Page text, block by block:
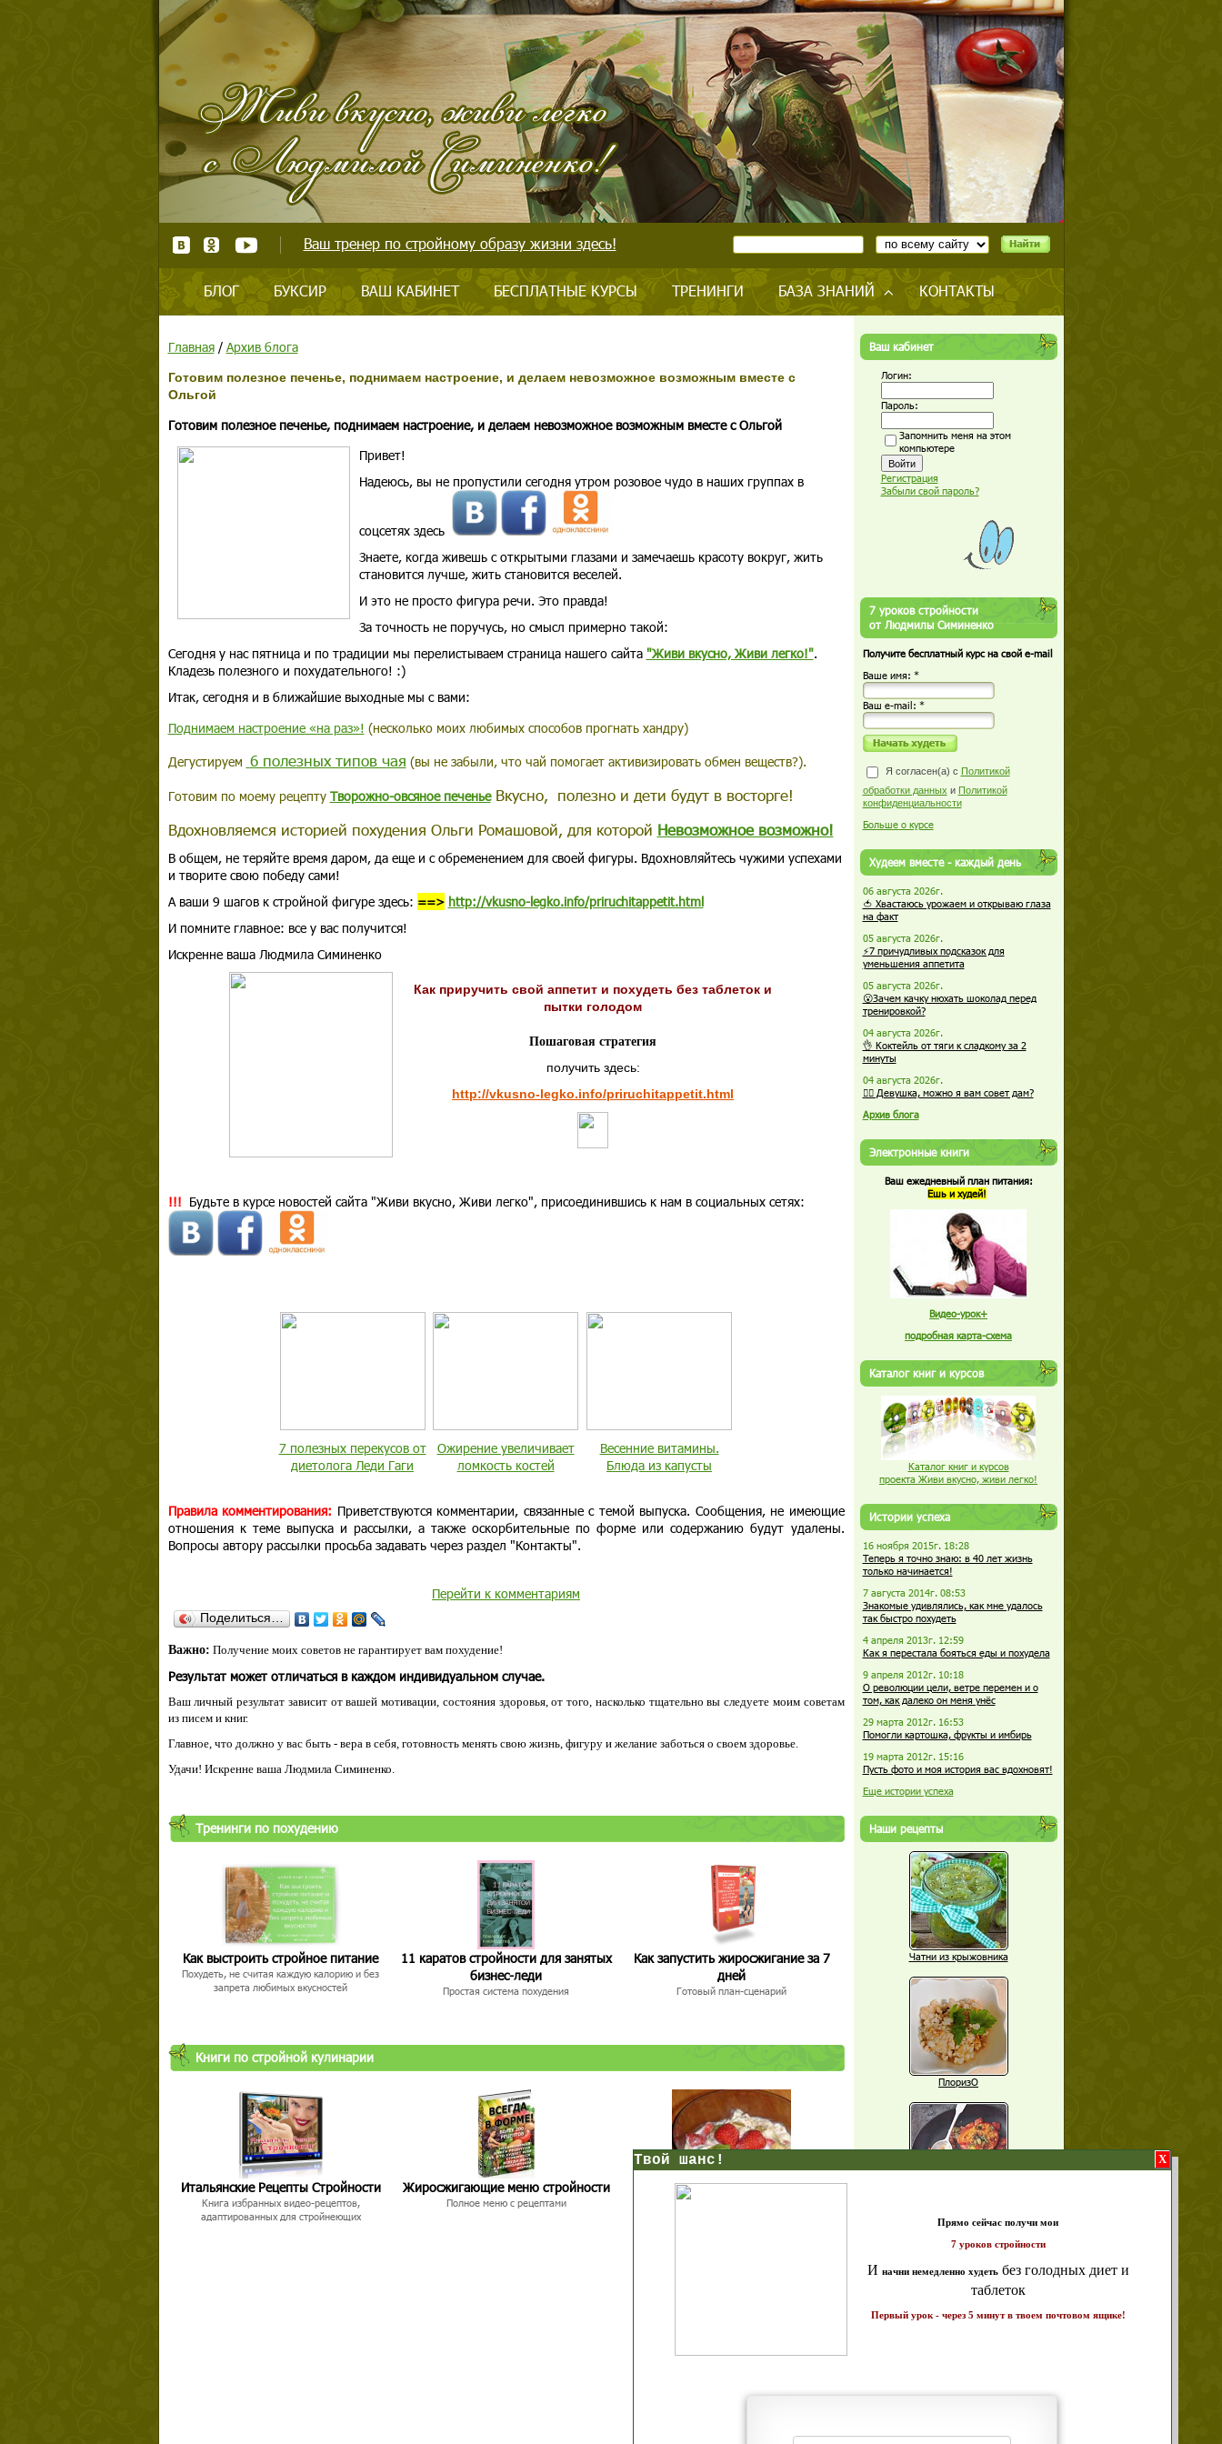
Ваш тренер по стройному образу жизни здесь!
БЛОГ БУКСИР ВАШ КАБИНЕТ БЕСПЛАТНЫЕ КУРСЫ ТРЕНИНГИ БАЗА ЗНАНИЙ КОНТАКТЫ
Главная/ Архив блога
Готовим полезное печенье, поднимаем настроение, и делаем невозможное возможным вместе с
Ольгой
Готовим полезное печенье, поднимаем настроение, и делаем невозможное возможным вместе с Ольгой
Привет!
Надеюсь, вы не пропустили сегодня утром розовое чудо в наших группах в
соцсетях здесь
Знаете, когда живешь с открытыми глазами и замечаешь красоту вокруг, жить
становится лучше, жить становится веселей.
И это не просто фигура речи. Это правда!
За точность не поручусь, но смысл примерно такой:
Сегодня у нас пятница и по традиции мы перелистываем страница нашего сайта "Живи вкусно, Живи легко!".
Кладезь полезного и похудательного! :)
Итак, сегодня и в ближайшие выходные мы с вами:
Поднимаем настроение «на раз»! (несколько моих любимых способов прогнать хандру)
Дегустируем 6 полезных типов чая (вы не забыли, что чай помогает активизировать обмен веществ?).
Готовим по моему рецепту Творожно-овсяное печенье Вкусно, полезно и дети будут в восторге!
Вдохновляемся историей похудения Ольги Ромашовой, для которой Невозможное возможно!
В общем, не теряйте время даром, да еще и с обременением для своей фигуры. Вдохновляйтесь чужими успехами
и творите свою победу сами!
А ваши 9 шагов к стройной фигуре здесь: ==> http://vkusno-legko.info/priruchitappetit.html
И помните главное: все у вас получится!
Искренне ваша Людмила Симиненко
Как приручить свой аппетит и похудеть без таблеток и
пытки голодом
Пошаговая стратегия
получить здесь:
http://vkusno-legko.info/priruchitappetit.html
!!! Будьте в курсе новостей сайта "Живи вкусно, Живи легко", присоединившись к нам в социальных сетях:
7 полезных перекусов от
диетолога Леди Гаги
Ожирение увеличивает
ломкость костей
Весенние витамины.
Блюда из капусты
Правила комментирования: Приветствуются комментарии, связанные с темой выпуска. Сообщения, не имеющие
отношения к теме выпуска и рассылки, а также оскорбительные по форме или содержанию будут удалены.
Вопросы автору рассылки просьба задавать через раздел "Контакты".
Перейти к комментариям
Поделиться…
Важно: Получение моих советов не гарантирует вам похудение!
Результат может отличаться в каждом индивидуальном случае.
Ваш личный результат зависит от вашей мотивации, состояния здоровья, от того, насколько тщательно вы следуете моим советам
из писем и книг.
Главное, что должно у вас быть - вера в себя, готовность менять свою жизнь, фигуру и желание заботься о своем здоровье.
Удачи! Искренне ваша Людмила Симиненко.
Тренинги по похудению
Как выстроить стройное питание
Похудеть, не считая каждую калорию и без
запрета любимых вкусностей
11 каратов стройности для занятых
бизнес-леди
Простая система похудения
Как запустить жиросжигание за 7
дней
Готовый план-сценарий
Книги по стройной кулинарии
Итальянские Рецепты Стройности
Книга избранных видео-рецептов,
адаптированных для стройнеющих
Жиросжигающие меню стройности
Полное меню с рецептами
Экспресс-рецепты для худеющих
Экономьте время и Стройнейте Вкусно!
Ваш кабинет
Логин:
Пароль:
Запомнить меня на этом
компьютере
Регистрация
Забыли свой пароль?
7 уроков стройности
от Людмилы Симиненко
Получите бесплатный курс на свой e-mail
Ваше имя: *
Ваш е-mail: *
Я согласен(а) с Политикой
обработки данных и Политикой
конфиденциальности
Больше о курсе
Худеем вместе - каждый день
06 августа 2026г.
🍅 Хвастаюсь урожаем и открываю глаза
на факт
05 августа 2026г.
⚡7 причудливых подсказок для
уменьшения аппетита
05 августа 2026г.
😮Зачем качку нюхать шоколад перед
тренировкой?
04 августа 2026г.
👌 Коктейль от тяги к сладкому за 2
минуты
04 августа 2026г.
🏋️‍♀️ Девушка, можно я вам совет дам?
Архив блога
Электронные книги
Ваш ежедневный план питания:
Ешь и худей!
Видео-урок+
подробная карта-схема
Каталог книг и курсов
Каталог книг и курсов
проекта Живи вкусно, живи легко!
Истории успеха
16 ноября 2015г. 18:28
Теперь я точно знаю: в 40 лет жизнь
только начинается!
7 августа 2014г. 08:53
Знакомые удивлялись, как мне удалось
так быстро похудеть
4 апреля 2013г. 12:59
Как я перестала бояться еды и похудела
9 апреля 2012г. 10:18
О революции цели, ветре перемен и о
том, как далеко он меня унёс
29 марта 2012г. 16:53
Помогли картошка, фрукты и имбирь
19 марта 2012г. 15:16
Пусть фото и моя история вас вдохновят!
Еще истории успеха
Наши рецепты
Чатни из крыжовника
ПлоризО
середине дня?